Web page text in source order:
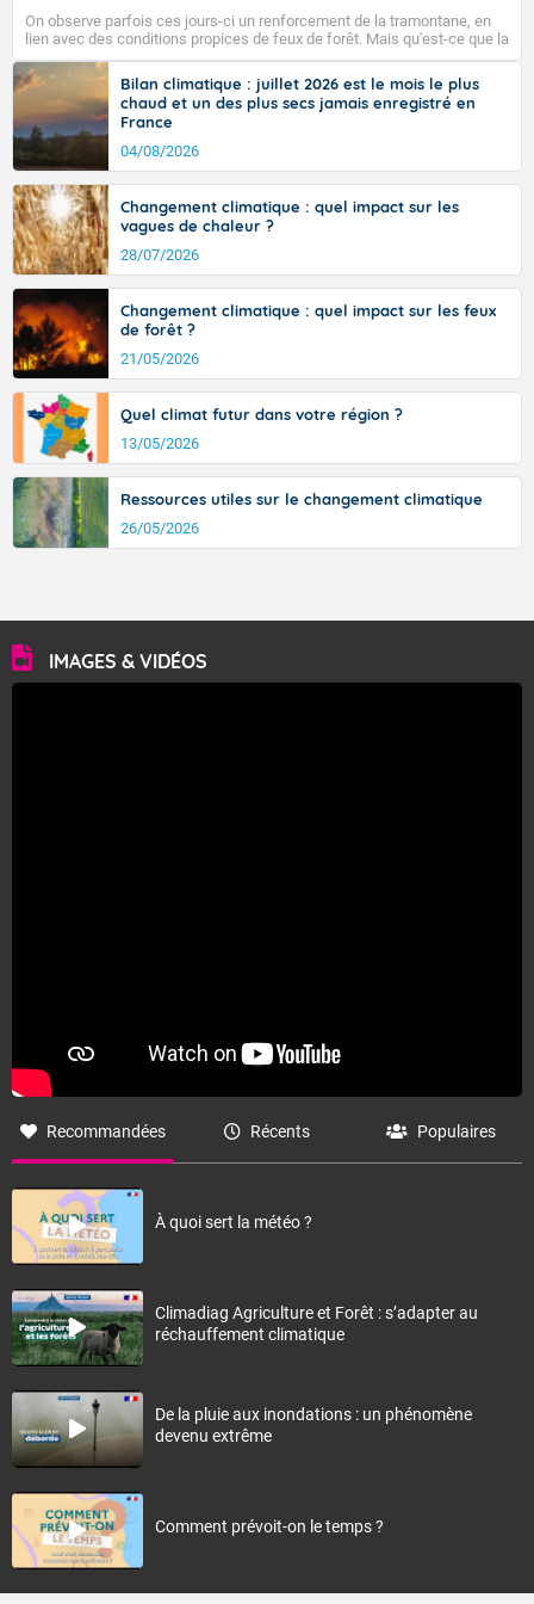
sud-ouest et le sud-est et même localement 38 ou 39
sur Midi-Pyrénées, et 39 à 40 dans le Gard.
On observe parfois ces jours-ci un renforcement de la tramontane, en
lien avec des conditions propices de feux de forêt. Mais qu'est-ce que la
tramontane ? Quelles sont ses caractéristiques ? La tramontane est un
vent turbulent soufflant de secteur nord-ouest à nord, ou ouest à nord-
ouest, dans un secteur qui part du Roussillon à la vallée de l’Aude et à
l’ouest de l’Hérault. L’étymologie de ce vent vient du latin trasmontanus,
signifiant au-delà des monts, en allusion aux régions montagneuses
d’où provient ce vent.
Bilan climatique : juillet 2026 est le mois le plus
chaud et un des plus secs jamais enregistré en
France
04/08/2026
Changement climatique : quel impact sur les
vagues de chaleur ?
28/07/2026
Changement climatique : quel impact sur les feux
de forêt ?
21/05/2026
Quel climat futur dans votre région ?
13/05/2026
Ressources utiles sur le changement climatique
26/05/2026
IMAGES & VIDÉOS
Recommandées Récents Populaires
À quoi sert la météo ?
Climadiag Agriculture et Forêt : s’adapter au
réchauffement climatique
De la pluie aux inondations : un phénomène
devenu extrême
Comment prévoit-on le temps ?